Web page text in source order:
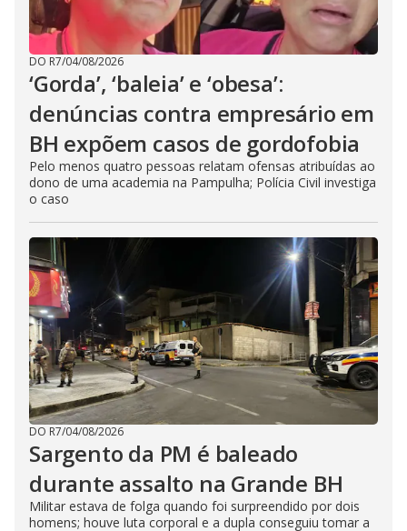
DO R7/04/08/2026
‘Gorda’, ‘baleia’ e ‘obesa’:
denúncias contra empresário em
BH expõem casos de gordofobia
Pelo menos quatro pessoas relatam ofensas atribuídas ao
dono de uma academia na Pampulha; Polícia Civil investiga
o caso
DO R7/04/08/2026
Sargento da PM é baleado
durante assalto na Grande BH
Militar estava de folga quando foi surpreendido por dois
homens; houve luta corporal e a dupla conseguiu tomar a